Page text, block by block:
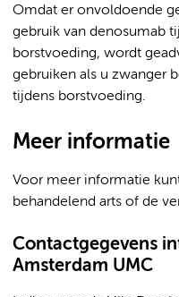
Omdat er onvoldoende
gebruik van denosumab
borstvoeding, wordt
gebruiken als u zwanger
tijdens borstvoeding.
Meer informatie
Voor meer informatie
behandelend arts of de
Contactgegevens
Amsterdam UMC